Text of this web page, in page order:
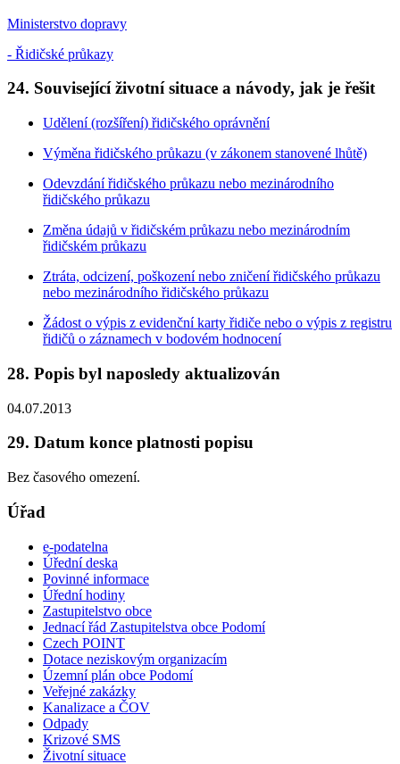
Ministerstvo dopravy
- Řidičské průkazy
24. Související životní situace a návody, jak je řešit
Udělení (rozšíření) řidičského oprávnění
Výměna řidičského průkazu (v zákonem stanovené lhůtě)
Odevzdání řidičského průkazu nebo mezinárodního
řidičského průkazu
Změna údajů v řidičském průkazu nebo mezinárodním
řidičském průkazu
Ztráta, odcizení, poškození nebo zničení řidičského průkazu
nebo mezinárodního řidičského průkazu
Žádost o výpis z evidenční karty řidiče nebo o výpis z registru
řidičů o záznamech v bodovém hodnocení
28. Popis byl naposledy aktualizován
04.07.2013
29. Datum konce platnosti popisu
Bez časového omezení.
Úřad
e-podatelna
Úřední deska
Povinné informace
Úřední hodiny
Zastupitelstvo obce
Jednací řád Zastupitelstva obce Podomí
Czech POINT
Dotace neziskovým organizacím
Územní plán obce Podomí
Veřejné zakázky
Kanalizace a ČOV
Odpady
Krizové SMS
Životní situace